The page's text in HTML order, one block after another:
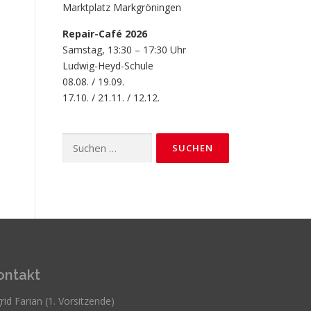
Marktplatz Markgröningen
Repair-Café 2026
Samstag, 13:30 – 17:30 Uhr
Ludwig-Heyd-Schule
08.08. / 19.09.
17.10. / 21.11. / 12.12.
Farian (1. Vorsitzende)